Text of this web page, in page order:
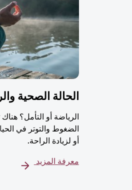
الحالة الصحية
الرياضة أو التأمل؟
الضغوط والتوتر في
أو لزيادة الراحة.
معرفة المزيد